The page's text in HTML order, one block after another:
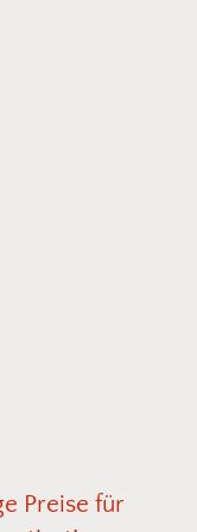
Preise für